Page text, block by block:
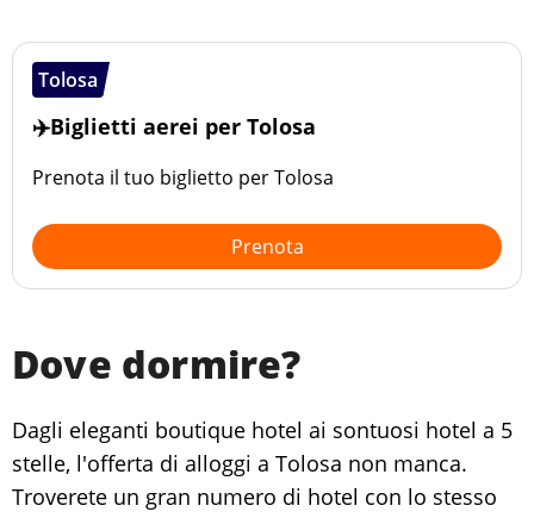
Tolosa
✈️Biglietti aerei per Tolosa
Prenota il tuo biglietto per Tolosa
Prenota
Dove dormire?
Dagli eleganti boutique hotel ai sontuosi hotel a 5
stelle, l'offerta di alloggi a Tolosa non manca.
Troverete un gran numero di hotel con lo stesso